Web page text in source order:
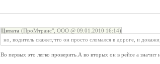
Цитата (ПроМтранс", ООО @ 09.01.2010 16:14)
но, водитель скажет,что он просто сломался в дороге, и
Во первых это легко проверить.А во вторых он в рейсе а значит